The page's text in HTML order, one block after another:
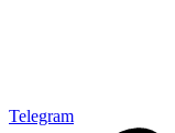
Telegram